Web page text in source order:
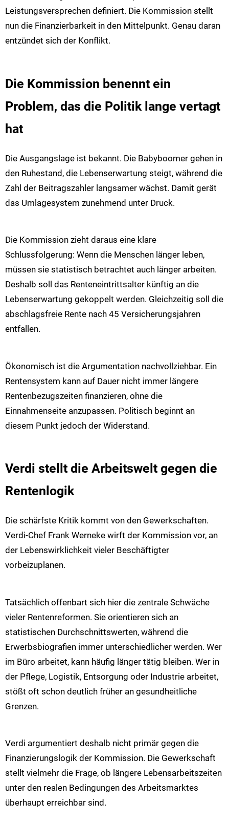
Leistungsversprechen definiert. Die Kommission stellt
nun die Finanzierbarkeit in den Mittelpunkt. Genau daran
entzündet sich der Konflikt.
Die Kommission benennt ein
Problem, das die Politik lange vertagt
hat
Die Ausgangslage ist bekannt. Die Babyboomer gehen in
den Ruhestand, die Lebenserwartung steigt, während die
Zahl der Beitragszahler langsamer wächst. Damit gerät
das Umlagesystem zunehmend unter Druck.
Die Kommission zieht daraus eine klare
Schlussfolgerung: Wenn die Menschen länger leben,
müssen sie statistisch betrachtet auch länger arbeiten.
Deshalb soll das Renteneintrittsalter künftig an die
Lebenserwartung gekoppelt werden. Gleichzeitig soll die
abschlagsfreie Rente nach 45 Versicherungsjahren
entfallen.
Ökonomisch ist die Argumentation nachvollziehbar. Ein
Rentensystem kann auf Dauer nicht immer längere
Rentenbezugszeiten finanzieren, ohne die
Einnahmenseite anzupassen. Politisch beginnt an
diesem Punkt jedoch der Widerstand.
Verdi stellt die Arbeitswelt gegen die
Rentenlogik
Die schärfste Kritik kommt von den Gewerkschaften.
Verdi-Chef Frank Werneke wirft der Kommission vor, an
der Lebenswirklichkeit vieler Beschäftigter
vorbeizuplanen.
Tatsächlich offenbart sich hier die zentrale Schwäche
vieler Rentenreformen. Sie orientieren sich an
statistischen Durchschnittswerten, während die
Erwerbsbiografien immer unterschiedlicher werden. Wer
im Büro arbeitet, kann häufig länger tätig bleiben. Wer in
der Pflege, Logistik, Entsorgung oder Industrie arbeitet,
stößt oft schon deutlich früher an gesundheitliche
Grenzen.
Verdi argumentiert deshalb nicht primär gegen die
Finanzierungslogik der Kommission. Die Gewerkschaft
stellt vielmehr die Frage, ob längere Lebensarbeitszeiten
unter den realen Bedingungen des Arbeitsmarktes
überhaupt erreichbar sind.